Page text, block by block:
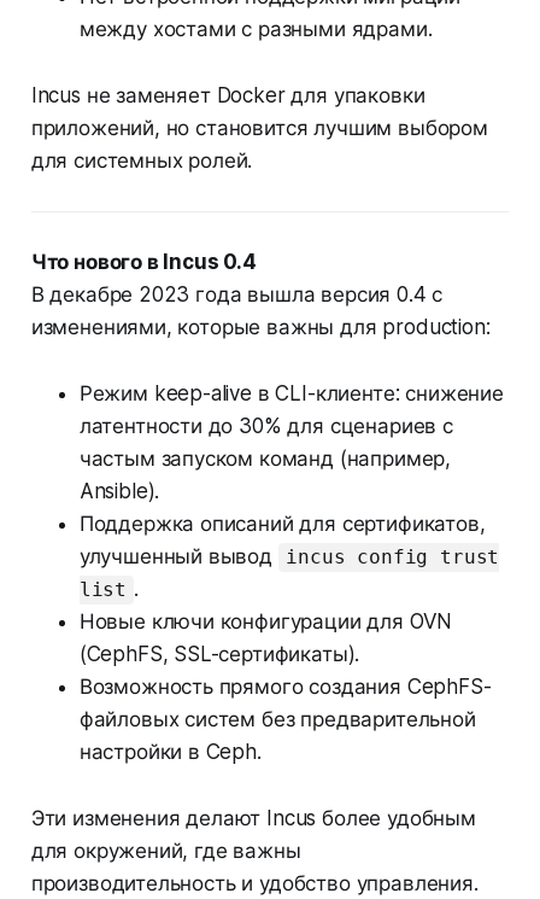
между хостами с разными ядрами.
Incus не заменяет Docker для упаковки
приложений, но становится лучшим выбором
для системных ролей.
Что нового в Incus 0.4
В декабре 2023 года вышла версия 0.4 с
изменениями, которые важны для production:
Режим keep-alive в CLI-клиенте: снижение
латентности до 30% для сценариев с
частым запуском команд (например,
Ansible).
Поддержка описаний для сертификатов,
улучшенный вывод
incus config trust
list .
Новые ключи конфигурации для OVN
(CephFS, SSL-сертификаты).
Возможность прямого создания CephFS-
файловых систем без предварительной
настройки в Ceph.
Эти изменения делают Incus более удобным
для окружений, где важны
производительность и удобство управления.